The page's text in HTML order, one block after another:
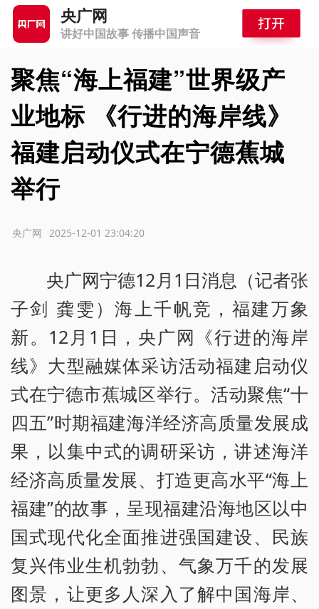
央广网
讲好中国故事 传播中国声音
聚焦“海上福建”世界级产
业地标 《行进的海岸线》
福建启动仪式在宁德蕉城
举行
2025-12-01 23:04:20
央广网
央广网宁德12月1日消息（记者张
子剑 龚雯）海上千帆竞，福建万象
新。12月1日，央广网《行进的海岸
线》大型融媒体采访活动福建启动仪
式在宁德市蕉城区举行。活动聚焦“十
四五”时期福建海洋经济高质量发展成
果，以集中式的调研采访，讲述海洋
经济高质量发展、打造更高水平“海上
福建”的故事，呈现福建沿海地区以中
国式现代化全面推进强国建设、民族
复兴伟业生机勃勃、气象万千的发展
图景，让更多人深入了解中国海岸、